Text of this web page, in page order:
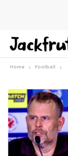
Home Football